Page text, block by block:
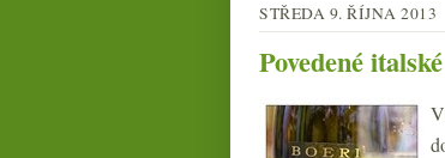
STŘEDA 9. ŘÍJNA 2013
Povedené